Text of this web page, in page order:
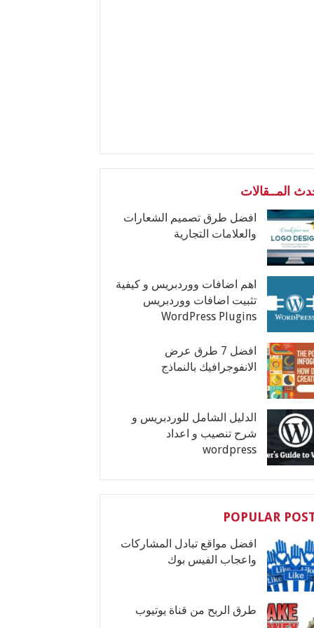
المــقالات
افضل طرق تصميم الشعارات
والعلامات التجارية
اهم اضافات ووردبريس و كيفية
تثبيت اضافات ووردبريس
WordPress Plugins
افضل 7 طرق عرض
الانفوجرافيك بالنماذج
الدليل الشامل للوردبريس و
شرح تنصيب و اعداد
wordpress
POPULAR
افضل مواقع تبادل المشاركات
واعجاب الفيس بوك
طرق الربح من قناة يوتيوب